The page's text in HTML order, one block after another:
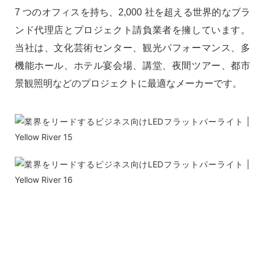
7 つのオフィスを持ち、2,000 社を超える世界的なブラ
ンド代理店とプロジェクト請負業者を擁しています。
当社は、文化芸術センター、観光パフォーマンス、多
機能ホール、ホテル宴会場、講堂、夜間ツアー、都市
景観照明などのプロジェクトに最適なメーカーです。